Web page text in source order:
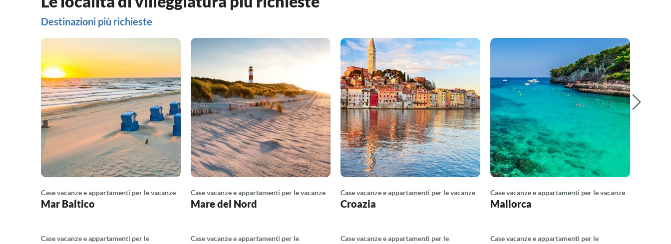
Destinazioni più richieste
Case vacanze e appartamenti per le vacanze
Mar Baltico
Case vacanze e appartamenti per le vacanze
Mare del Nord
Case vacanze e appartamenti per le vacanze
Croazia
Case vacanze e appartamenti per le vacanze
Mallorca
Case vacanze e appartamenti per le
Case vacanze e appartamenti per le
Case vacanze e appartamenti per le
Case vacanze e appartamenti per le